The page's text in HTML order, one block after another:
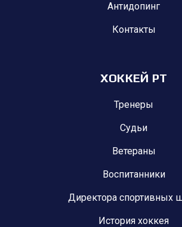
Антидопинг
Контакты
ХОККЕЙ РТ
Тренеры
Судьи
Ветераны
Воспитанники
Директора спортивных
История хоккея